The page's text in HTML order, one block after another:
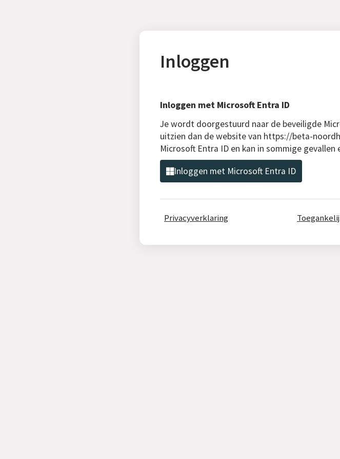
Inloggen
Inloggen met Microsoft Entra ID
Je wordt doorgestuurd naar de beveiligde
uitzien dan de website van https://beta-
Microsoft Entra ID en kan in sommige gevallen
Inloggen met Microsoft Entra ID
Privacyverklaring